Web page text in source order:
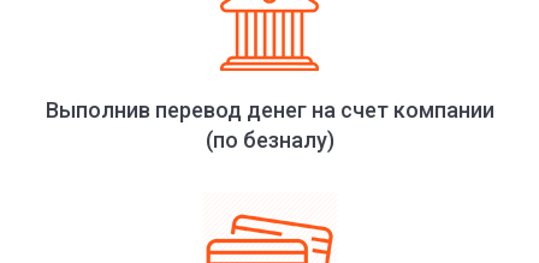
Выполнив перевод денег на счет компании
(по безналу)